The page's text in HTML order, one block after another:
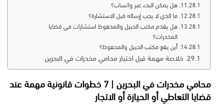
هل يمكن البدء عبر واتساب؟
ما الذي لا يجب إرساله قبل الاستشارة؟
هل يقدم مكتب الحبيل والمحفوظ استشارات في قضايا
المخدرات؟
أين يقع مكتب الحبيل والمحفوظ؟
خلاصة مهمة قبل اختيار محامي مخدرات في البحرين
محامي مخدرات في البحرين | 7 خطوات قانونية مهمة عند
قضايا التعاطي أو الحيازة أو الاتجار